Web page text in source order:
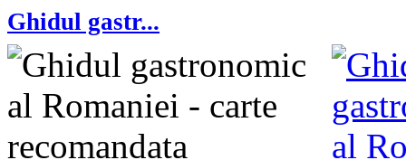
Ghidul gastr...